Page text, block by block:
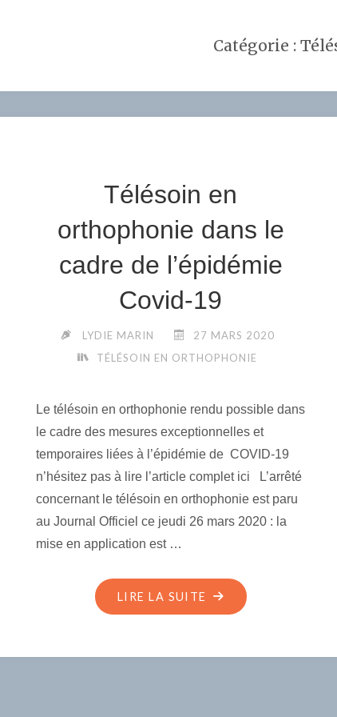
Catégorie :
Télésoin en
orthophonie dans le
cadre de l’épidémie
Covid-19
LYDIE MARIN
27 MARS 2020
TÉLÉSOIN EN ORTHOPHONIE
Le télésoin en orthophonie rendu possible dans
le cadre des mesures exceptionnelles et
temporaires liées à l’épidémie de COVID-19
n’hésitez pas à lire l’article complet ici L’arrêté
concernant le télésoin en orthophonie est paru
au Journal Officiel ce jeudi 26 mars 2020 : la
mise en application est …
LIRE LA SUITE
"TÉLÉSOIN
EN